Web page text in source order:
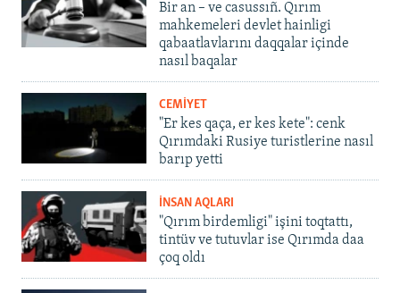
Bir an – ve casussıñ. Qırım
mahkemeleri devlet hainligi
qabaatlavlarını daqqalar içinde
nasıl baqalar
CEMİYET
"Er kes qaça, er kes kete": cenk
Qırımdaki Rusiye turistlerine nasıl
barıp yetti
İNSAN AQLARI
"Qırım birdemligi" işini toqtattı,
tintüv ve tutuvlar ise Qırımda daa
çoq oldı